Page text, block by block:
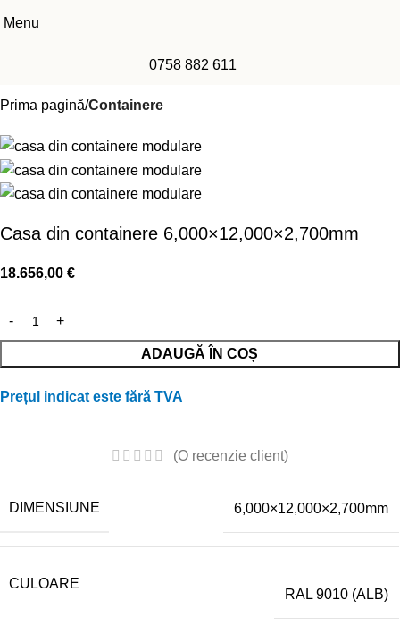
Menu
0758 882 611
Prima pagină Containere
Casa din containere 6,000×12,000×2,700mm
18.656,00 €
ADAUGĂ ÎN COȘ
Prețul indicat este fără TVA
(O recenzie client)
DIMENSIUNE 6,000×12,000×2,700mm
CULOARE
RAL 9010 (ALB)